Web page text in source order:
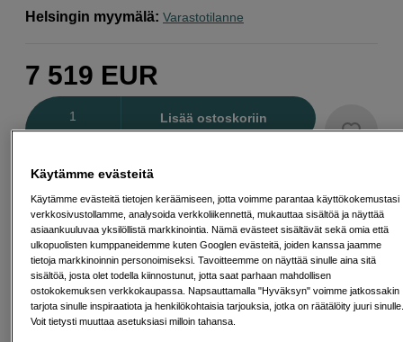
Helsingin myymälä: Varastotilanne
7 519 EUR
Lisää ostoskoriin
Maksa Svea-erämaksulla
Esimerkki: 36 kk, 270 EUR/kk, yhteensä 9 725 EUR, todellinen vuosikorko
19,07 %
Avausmaksu 5 EUR, laskutusmaksu 0 EUR/kk lisäksi
Lainaaminen maksaa! Jos et pysty maksamaan velkaa ajoissa, saatat
saada maksuhäiriömerkinnän. Se voi vaikeuttaa asunnon vuokraamista,
liittymien tekemistä ja uusien lainojen saamista. Apua saat kuntasi talous- ja
velkaneuvonnasta. Yhteystiedot löydät sivulta kkv.fi (avautuu uuteen
Käytämme evästeitä
Käytämme evästeitä tietojen keräämiseen, jotta voimme parantaa käyttökokemustasi
verkkosivustollamme, analysoida verkkoliikennettä, mukauttaa sisältöä ja näyttää
asiaankuuluvaa yksilöllistä markkinointia. Nämä evästeet sisältävät sekä omia että
ulkopuolisten kumppaneidemme kuten Googlen evästeitä, joiden kanssa jaamme
tietoja markkinoinnin personoimiseksi. Tavoitteemme on näyttää sinulle aina sitä
sisältöä, josta olet todella kiinnostunut, jotta saat parhaan mahdollisen
ostokokemuksen verkkokaupassa. Napsauttamalla "Hyväksyn" voimme jatkossakin
tarjota sinulle inspiraatiota ja henkilökohtaisia tarjouksia, jotka on räätälöity juuri
Voit tietysti muuttaa asetuksiasi milloin tahansa.